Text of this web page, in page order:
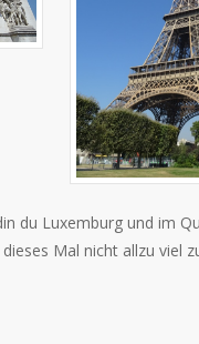
du Luxemburg und im
Mal nicht allzu viel